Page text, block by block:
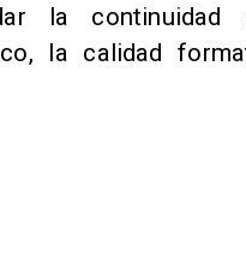
la continuidad
la calidad